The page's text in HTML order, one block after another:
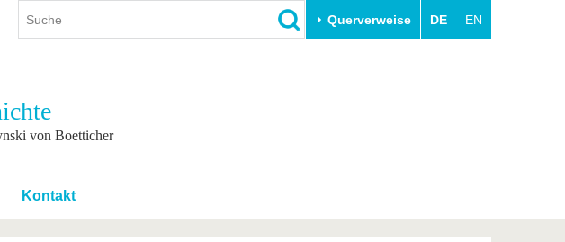
Querverweise DE EN
Weiterbildung
Weiterbildungsangebote
Innovative Transferprojekte
BTU & Region erleben
von Boetticher
Kontakt